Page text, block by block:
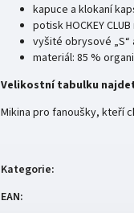
kapuce a klokaní
potisk HOCKEY
vyšité obrysové „S“
materiál: 85 %
Velikostní tabulku
Mikina pro fanoušky, kteří
Kategorie:
EAN: